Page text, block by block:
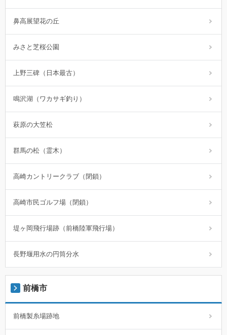
鼻高展望花の丘
みさと芝桜公園
上野三碑（日本最古）
鳴沢湖（ワカサギ釣り）
萩原の大笠松
群馬の松（霊木）
高崎カントリークラブ（閉鎖）
高崎市民ゴルフ場（閉鎖）
堤ヶ岡飛行場跡（前橋陸軍飛行場）
長野堰用水の円筒分水
前橋市
前橋製糸場跡地